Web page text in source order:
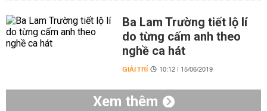
Ba Lam Trường tiết lộ lí
do từng cấm anh theo
nghề ca hát
GIẢI TRÍ 10:12 | 15/06/2019
Xem thêm